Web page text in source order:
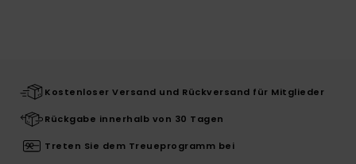
Kostenloser Versand und Rückversand für Mitglieder
Rückgabe innerhalb von 30 Tagen
Treten Sie dem Treueprogramm bei